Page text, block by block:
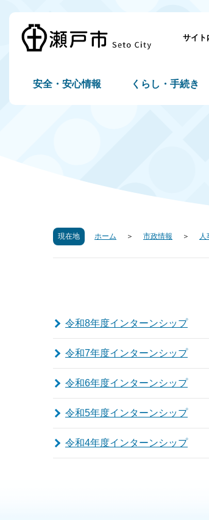
サイト
安全・安心情報 くらし・手続き
現在地 ホーム 市政情報 人
令和8年度インターンシップ
令和7年度インターンシップ
令和6年度インターンシップ
令和5年度インターンシップ
令和4年度インターンシップ